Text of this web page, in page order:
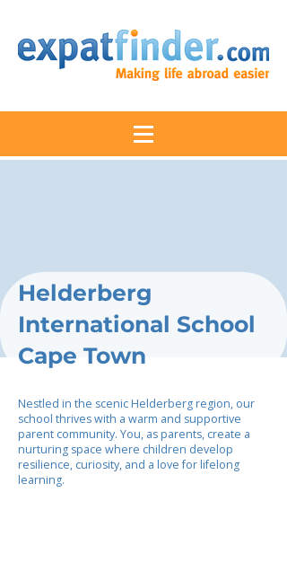
Helderberg
International School
Cape Town
Nestled in the scenic Helderberg region, our
school thrives with a warm and supportive
parent community. You, as parents, create a
nurturing space where children develop
resilience, curiosity, and a love for lifelong
learning.